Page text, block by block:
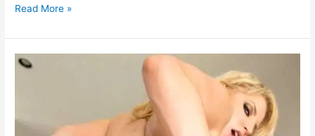
বন্ধুর
ও
অন্যান্য
মাগীর
Read More »